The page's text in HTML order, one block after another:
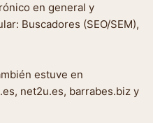
en general y
Buscadores (SEO/SEM),
estuve en
net2u.es, barrabes.biz y